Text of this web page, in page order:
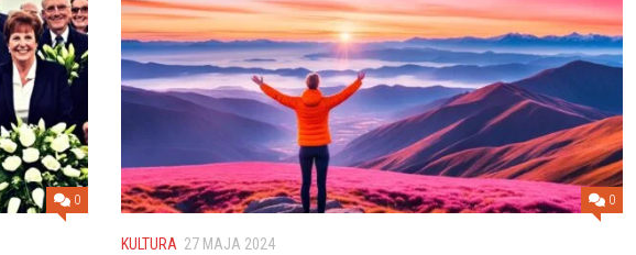
0 0
KULTURA 27 MAJA 2024